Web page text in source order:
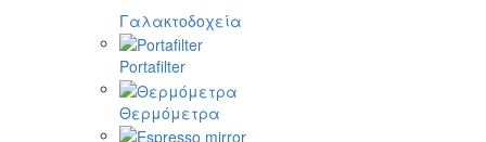
Γαλακτοδοχεία
Portafilter
Θερμόμετρα